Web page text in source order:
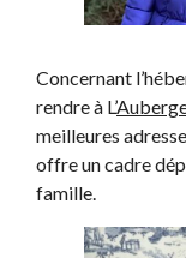
Concernant
rendre à L’
meilleures
offre un cadre
famille.